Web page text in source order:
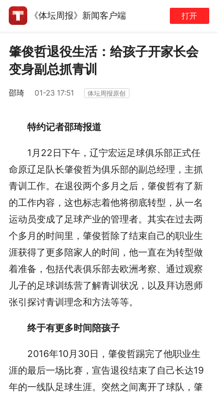
《体坛周报》新闻客户端 打开
肇俊哲退役生活：给孩子开家长会
变身副总抓青训
邵琦 01-23 17:51 体坛周报原创
特约记者邵琦报道
1月22日下午，辽宁宏运足球俱乐部正式任
命原辽足队长肇俊哲为俱乐部的副总经理，主抓
青训工作。在退役两个多月之后，肇俊哲有了新
的工作内容，这也标志着他将彻底转型，从一名
运动员变成了足球产业的管理者。其实在过去两
个多月的时间里，肇俊哲除了结束自己的职业生
涯获得了更多陪家人的时间，他一直在为转型做
着准备，包括代表俱乐部去欧洲考察、通过观察
儿子的足球训练营了解青训状况，以及拜访恩师
张引探讨青训理念和方法等等。
终于有更多时间陪孩子
2016年10月30日，肇俊哲踢完了他职业生
涯的最后一场比赛，宣告退役结束了自己长达19
年的一线队足球生涯。突然之间离开了球队，肇